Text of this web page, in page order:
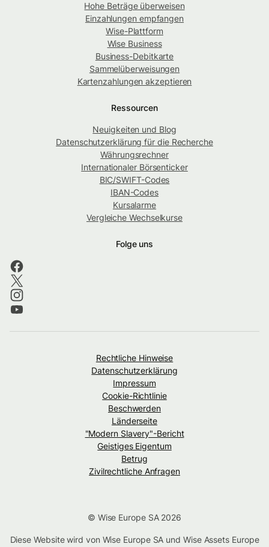
Hohe Beträge überweisen
Einzahlungen empfangen
Wise-Plattform
Wise Business
Business-Debitkarte
Sammelüberweisungen
Kartenzahlungen akzeptieren
Ressourcen
Neuigkeiten und Blog
Datenschutzerklärung für die Recherche
Währungsrechner
Internationaler Börsenticker
BIC/SWIFT-Codes
IBAN-Codes
Kursalarme
Vergleiche Wechselkurse
Folge uns
Rechtliche Hinweise
Datenschutzerklärung
Impressum
Cookie-Richtlinie
Beschwerden
Länderseite
"Modern Slavery"-Bericht
Geistiges Eigentum
Betrug
Zivilrechtliche Anfragen
© Wise Europe SA 2026
Diese Website wird von Wise Europe SA und Wise Assets Europe